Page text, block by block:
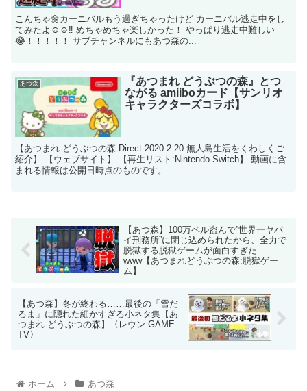
こんちゃ🌼カーニバルもう過ぎちゃったけど カーニバル逃走中をし
てみたよ☺☺‼ めちゃめちゃ楽しかった！ やっぱり逃走中難しい
😂！！！！！ サブチャンネルにもあつ森の...
あつ森
『あつまれ どうぶつの森』とつ
ながる amiiboカード【サンリオ
キャラクターズコラボ】
【あつまれ どうぶつの森 Direct 2020.2.20 無人島生活をくわしくご
紹介】 【ウェブサイト】 【再生リスト:Nintendo Switch】 動画に含
まれる情報は公開日時点のものです。
【あつ森】100万ベル盗んで”世界一ヤバ
イ刑務所”に閉じ込められたから、全力で
脱獄する脱獄ゲームが面白すぎた
www【あつまれどうぶつの森:脱獄ゲー
ム】
【あつ森】冬が終わる……最後の「雪だ
るま」に隠れた細かすぎる小ネタ集【あ
つまれ どうぶつの森】〈レウン GAME
TV〉
ホーム あつ森